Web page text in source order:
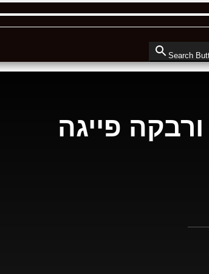
Search
פייגה